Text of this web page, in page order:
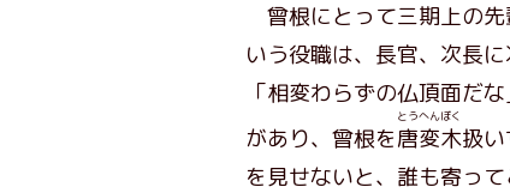
曾根にとって三期上の
いう役職は、長官、次長
「相変わらずの仏頂面だ
があり、曾根を唐変木
とうへんぼく
扱
を見せないと、誰も寄って